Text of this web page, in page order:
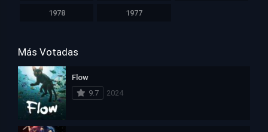
1978 1977
Más Votadas
Flow
9.7
2024